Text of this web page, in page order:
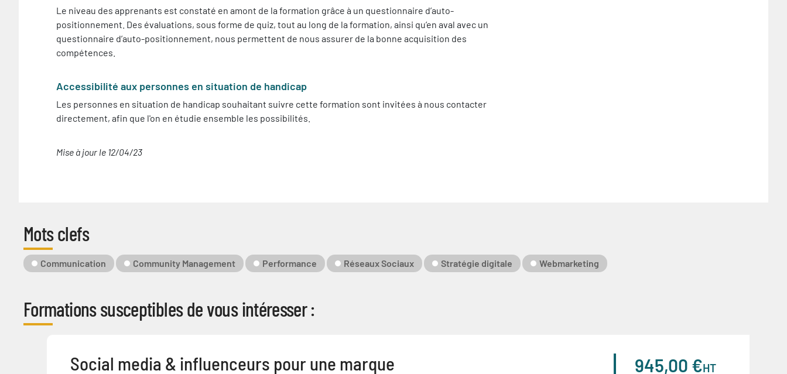
Le niveau des apprenants est constaté en amont de la formation grâce à un questionnaire d’auto-
positionnement. Des évaluations, sous forme de quiz, tout au long de la formation, ainsi qu’en aval avec un
questionnaire d’auto-positionnement, nous permettent de nous assurer de la bonne acquisition des
compétences.
Accessibilité aux personnes en situation de handicap
Les personnes en situation de handicap souhaitant suivre cette formation sont invitées à nous contacter
directement, afin que l'on en étudie ensemble les possibilités.
Mise à jour le 12/04/23
Mots clefs
Mot-
Clé
Communication Community Management Performance Réseaux Sociaux Stratégie digitale Webmarketing
Formations susceptibles de vous intéresser :
Social media & influenceurs pour une marque 945,00 €HT